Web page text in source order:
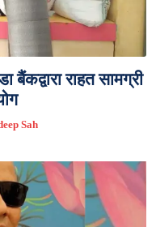
राहत सामग्री
Sah